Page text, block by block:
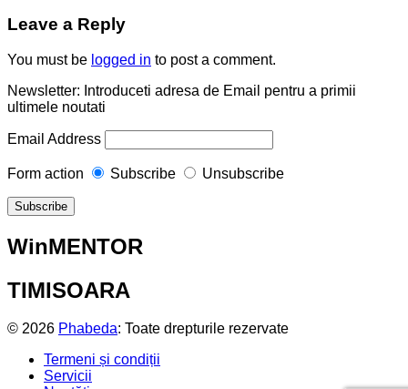
Leave a Reply
You must be logged in to post a comment.
Newsletter: Introduceti adresa de Email pentru a primii
ultimele noutati
Email Address
Form action Subscribe Unsubscribe
WinMENTOR
TIMISOARA
© 2026 Phabeda: Toate drepturile rezervate
Termeni și condiții
Servicii